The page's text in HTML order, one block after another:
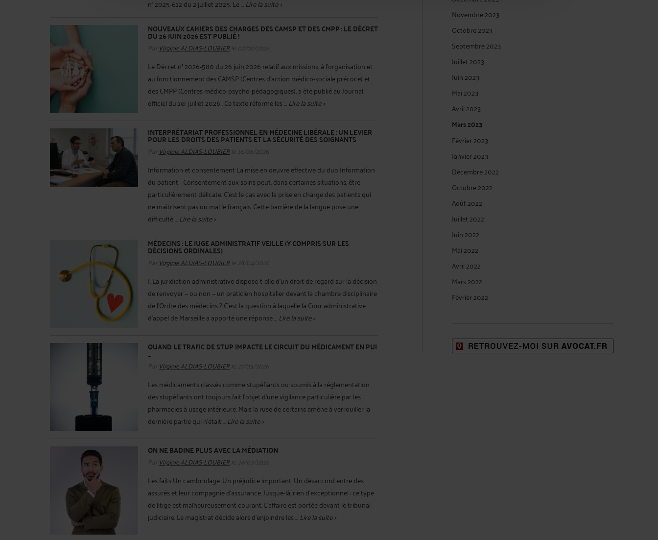
n° 2025-612 du 2 juillet 2025. Le ...Lire la suite >
NOUVEAUX CAHIERS DES CHARGES DES CAMSP ET DES CMPP : LE DÉCRET
DU 26 JUIN 2026 EST PUBLIÉ !
Par Virginie ALDIAS-LOUBIERle 02/07/2026
Le Décret n° 2026-580 du 26 juin 2026 relatif aux missions, à l'organisation et
au fonctionnement des CAMSP (Centres d'action médico-sociale précoce) et
des CMPP (Centres médico-psycho-pédagogiques), a été publié au Journal
officiel du 1er juillet 2026 . Ce texte réforme les ...Lire la suite >
INTERPRÉTARIAT PROFESSIONNEL EN MÉDECINE LIBÉRALE : UN LEVIER
POUR LES DROITS DES PATIENTS ET LA SÉCURITÉ DES SOIGNANTS
Par Virginie ALDIAS-LOUBIERle 16/06/2026
Information et consentement La mise en oeuvre effective du duo Information
du patient - Consentement aux soins peut, dans certaines situations, être
particulièrement délicate. C'est le cas avec la prise en charge des patients qui
ne maitrisent pas ou mal le français. Cette barrière de la langue pose une
difficulté ...Lire la suite >
MÉDECINS : LE JUGE ADMINISTRATIF VEILLE (Y COMPRIS SUR LES
DÉCISIONS ORDINALES)
Par Virginie ALDIAS-LOUBIERle 28/04/2026
I. La juridiction administrative dispose-t-elle d’un droit de regard sur la décision
de renvoyer — ou non — un praticien hospitalier devant la chambre disciplinaire
de l’Ordre des médecins ? C’est la question à laquelle la Cour administrative
d’appel de Marseille a apporté une réponse ...Lire la suite >
QUAND LE TRAFIC DE STUP IMPACTE LE CIRCUIT DU MÉDICAMENT EN PUI
…
Par Virginie ALDIAS-LOUBIERle 27/03/2026
Les médicaments classés comme stupéfiants ou soumis à la réglementation
des stupéfiants ont toujours fait l’objet d’une vigilance particulière par les
pharmacies à usage intérieure. Mais la ruse de certains amène à verrouiller la
dernière partie qui n’était ...Lire la suite >
ON NE BADINE PLUS AVEC LA MÉDIATION
Par Virginie ALDIAS-LOUBIERle 24/03/2026
Les faits Un cambriolage. Un préjudice important. Un désaccord entre des
assurés et leur compagnie d’assurance. Jusque-là, rien d’exceptionnel : ce type
de litige est malheureusement courant. L’affaire est portée devant le tribunal
judiciaire. Le magistrat décide alors d’enjoindre les ...Lire la suite >
Novembre 2023
Octobre 2023
Septembre 2023
Juillet 2023
Juin 2023
Mai 2023
Avril 2023
Mars 2023
Février 2023
Janvier 2023
Décembre 2022
Octobre 2022
Août 2022
Juillet 2022
Juin 2022
Mai 2022
Avril 2022
Mars 2022
Février 2022